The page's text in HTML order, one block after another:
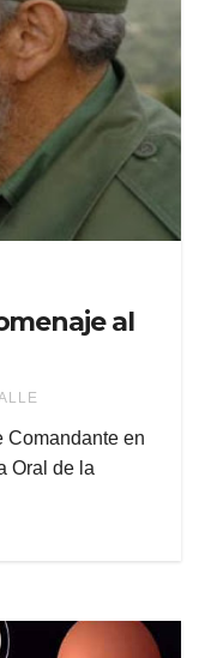
al
Comandante en
Oral de la